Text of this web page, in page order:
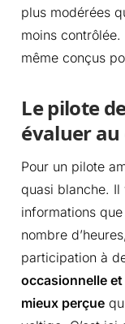
plus modérées
moins
même conçus
Le pilote
évaluer au
Pour un pilote
quasi blanche. Il
informations
nombre
participation à
occasionnelle
mieux perçue